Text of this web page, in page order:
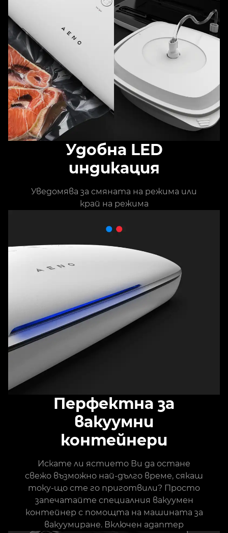
Удобна LED
индикация
Уведомявa за смяната на режима или
край на режима
Перфектна за
вакуумни
контейнери
Искате ли ястието Ви да остане
свежо възможно най-дълго време, сякаш
току-що сте го приготвили? Просто
запечатайте специалния вакуумен
контейнер с помощта на машината за
вакуумиране. Включен адаптер